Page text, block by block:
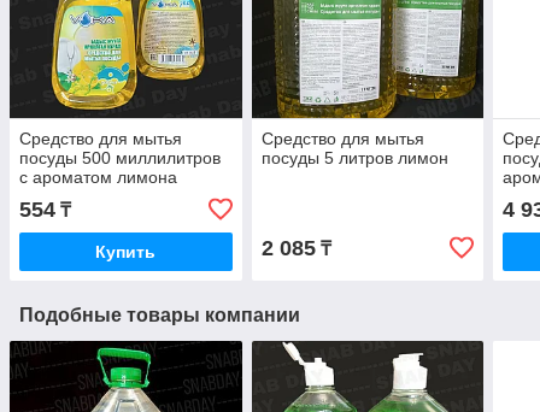
Средство для мытья
посуды 500 миллилитров
с ароматом лимона
554 ₸
Купить
Средство для мытья
посуды 5 литров лимон
2 085₸
4
Подобные товары компании